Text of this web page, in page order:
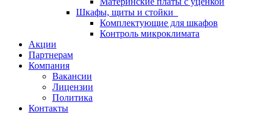
Шкафы, щиты и стойки
Комплектующие для шкафов
Контроль микроклимата
Акции
Партнерам
Компания
Вакансии
Лицензии
Политика
Контакты